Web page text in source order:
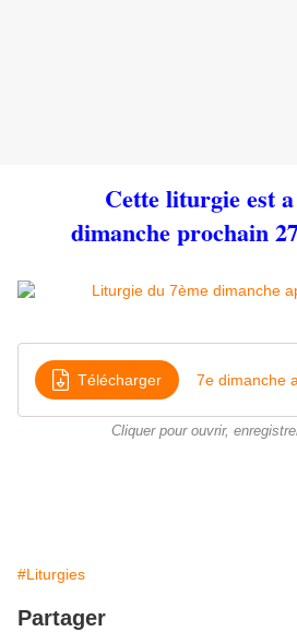
Cette liturgie est
dimanche prochain
Télécharger
Cliquer pour ouvrir,
#Liturgies
Partager